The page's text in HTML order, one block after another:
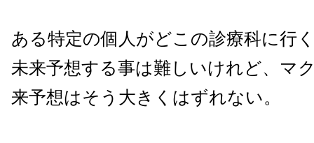
ある特定の個人がどこの診療科に行
未来予想する事は難しいけれど、マ
来予想はそう大きくはずれない。